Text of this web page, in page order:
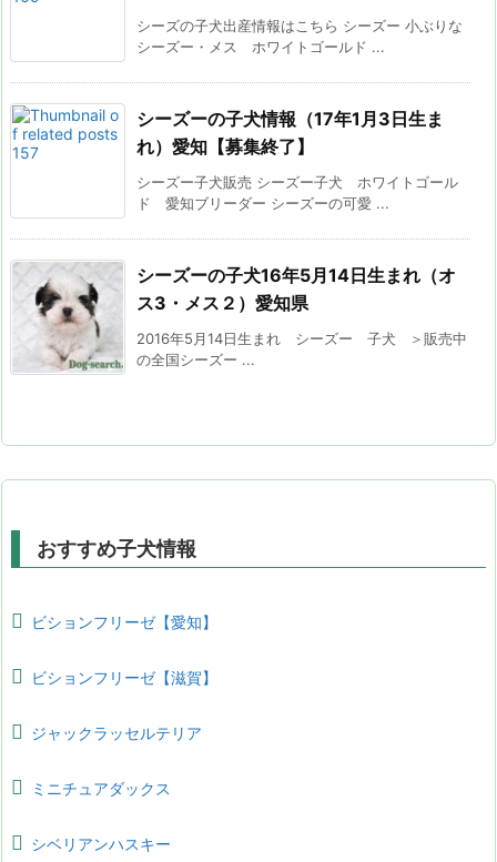
シーズの子犬出産情報はこちら シーズー 小ぶりな
シーズー・メス ホワイトゴールド ...
シーズーの子犬情報（17年1月3日生ま
れ）愛知【募集終了】
シーズー子犬販売 シーズー子犬 ホワイトゴール
ド 愛知ブリーダー シーズーの可愛 ...
シーズーの子犬16年5月14日生まれ（オ
ス3・メス２）愛知県
2016年5月14日生まれ シーズー 子犬 ＞販売中
の全国シーズー ...
おすすめ子犬情報
ビションフリーゼ【愛知】
ビションフリーゼ【滋賀】
ジャックラッセルテリア
ミニチュアダックス
シベリアンハスキー